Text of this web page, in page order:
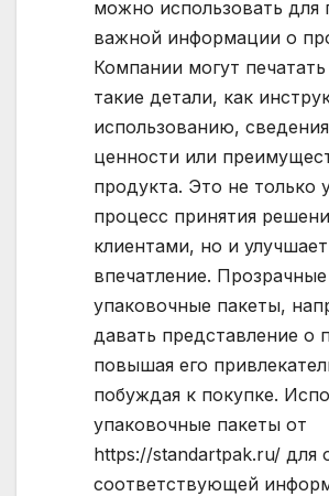
можно использовать для
важной информации о
Компании могут печатать
такие детали, как
использованию,
ценности или
продукта. Это не только
процесс принятия
клиентами, но и
впечатление. Прозрачные
упаковочные пакеты,
давать представление о
повышая его
побуждая к покупке.
упаковочные пакеты от
https://standartpak.ru/ для
соответствующей